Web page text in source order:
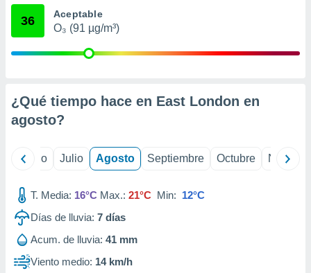
publicidad
1199
36 Aceptable
O₃ (91 µg/m³)
¿Qué tiempo hace en East London en
agosto?
Junio Julio Agosto Septiembre Octubre
T. Media: 16°C Max.: 21°C Min: 12°C
Días de lluvia: 7 días
Acum. de lluvia: 41 mm
Viento medio: 14 km/h